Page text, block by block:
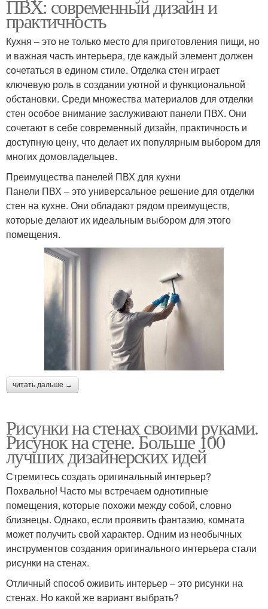
ПВХ: современный дизайн и
практичность
Кухня – это не только место для приготовления пищи, но
и важная часть интерьера, где каждый элемент должен
сочетаться в едином стиле. Отделка стен играет
ключевую роль в создании уютной и функциональной
обстановки. Среди множества материалов для отделки
стен особое внимание заслуживают панели ПВХ. Они
сочетают в себе современный дизайн, практичность и
доступную цену, что делает их популярным выбором для
многих домовладельцев.
Преимущества панелей ПВХ для кухни
Панели ПВХ – это универсальное решение для отделки
стен на кухне. Они обладают рядом преимуществ,
которые делают их идеальным выбором для этого
помещения.
читать дальше →
Рисунки на стенах своими руками.
Рисунок на стене. Больше 100
лучших дизайнерских идей
Стремитесь создать оригинальный интерьер?
Похвально! Часто мы встречаем однотипные
помещения, которые похожи между собой, словно
близнецы. Однако, если проявить фантазию, комната
может получить свой характер. Одним из необычных
инструментов создания оригинального интерьера стали
рисунки на стенах.
Отличный способ оживить интерьер – это рисунки на
стенах. Но какой же вариант выбрать?